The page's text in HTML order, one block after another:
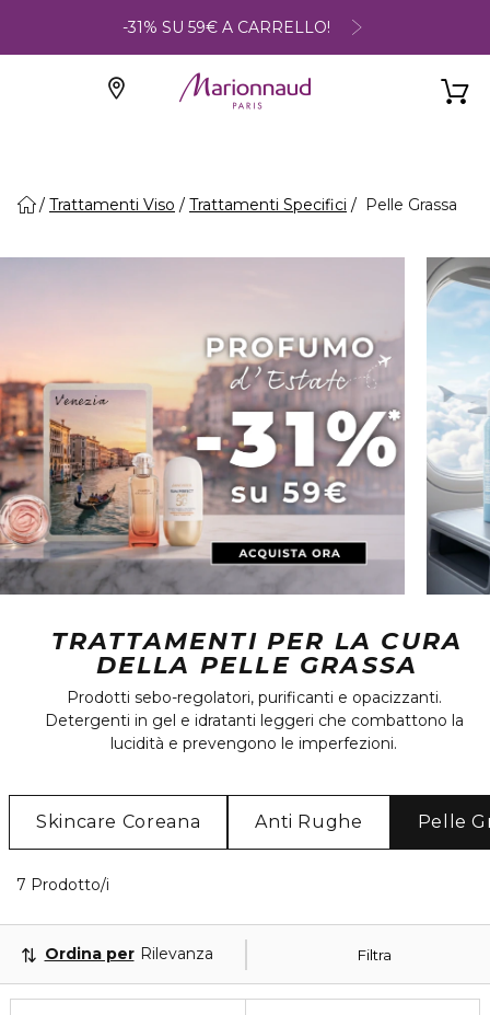
-31% SU 59€ A CARRELLO!
Trattamenti Viso Trattamenti Specifici Pelle Grassa
TRATTAMENTI PER LA CURA
DELLA PELLE GRASSA
Prodotti sebo-regolatori, purificanti e opacizzanti.
Detergenti in gel e idratanti leggeri che combattono la
lucidità e prevengono le imperfezioni.
Skincare Coreana Anti Rughe Pelle
7 Prodotto/i
Filtra
Ordina per Rilevanza